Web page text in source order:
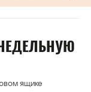
ящике